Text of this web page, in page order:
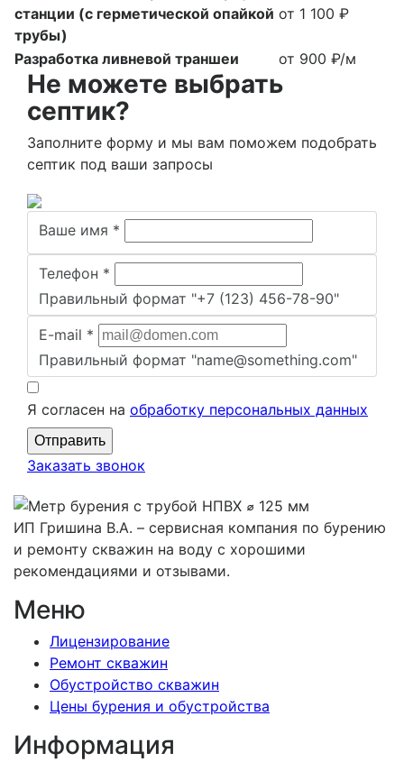
станции (с герметической опайкой
трубы)
от 1 100 ₽
Разработка ливневой траншеи от 900 ₽/м
Не можете выбрать
септик?
Заполните форму и мы вам поможем подобрать
септик под ваши запросы
Ваше имя *
Телефон *
Правильный формат "+7 (123) 456-78-90"
E-mail *
Правильный формат "name@something.com"
Я согласен на обработку персональных данных
Заказать звонок
ИП Гришина В.А. – сервисная компания по бурению
и ремонту скважин на воду с хорошими
рекомендациями и отзывами.
Меню
Лицензирование
Ремонт скважин
Обустройство скважин
Цены бурения и обустройства
Информация